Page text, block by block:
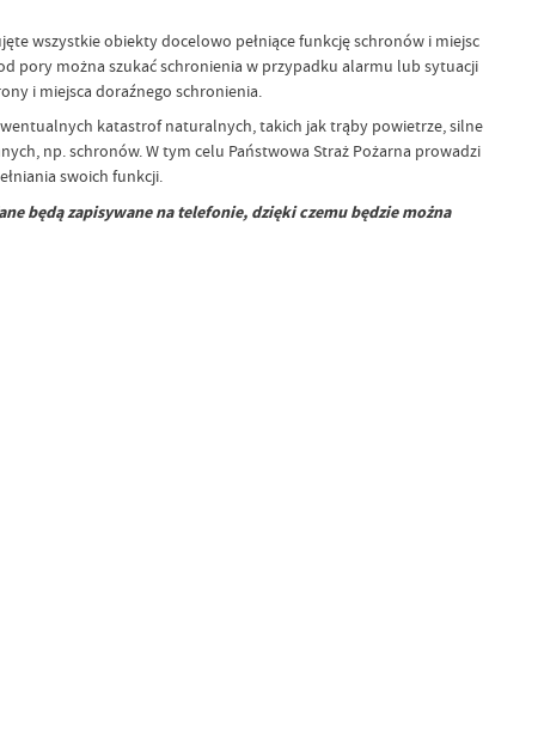
wszystkie obiekty docelowo pełniące funkcję schronów i miejsc
pory można szukać schronienia w przypadku alarmu lub sytuacji
i miejsca doraźnego schronienia.
katastrof naturalnych, takich jak trąby powietrze, silne
np. schronów. W tym celu Państwowa Straż Pożarna prowadzi
swoich funkcji.
będą zapisywane na telefonie, dzięki czemu będzie można